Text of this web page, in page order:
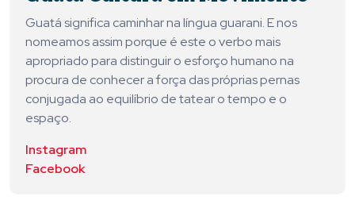
Guatá significa caminhar na língua guarani. E nos
nomeamos assim porque é este o verbo mais
apropriado para distinguir o esforço humano na
procura de conhecer a força das próprias pernas
conjugada ao equilíbrio de tatear o tempo e o
espaço.
Instagram
Facebook